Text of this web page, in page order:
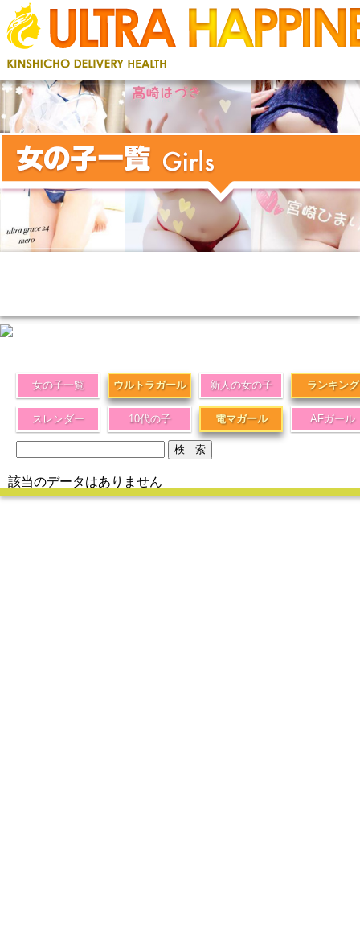
女の子一覧 ウルトラガール 新人の女の子 ランキング
スレンダー 10代の子 電マガール AFガール
該当のデータはありません